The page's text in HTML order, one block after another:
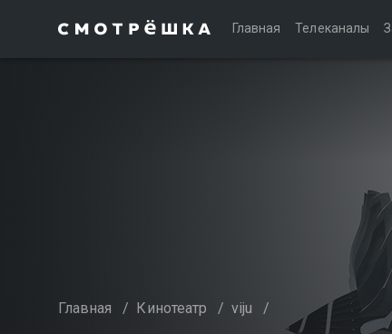
Главная Телеканалы
Главная / Кинотеатр / viju /